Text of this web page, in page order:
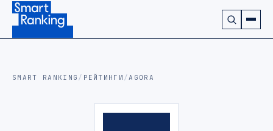
Подписаться на наш канал в Telegram (откроется в
SMART RANKING / РЕЙТИНГИ /AGORA